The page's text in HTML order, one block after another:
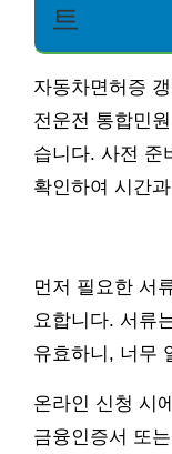
트
자동차면허증
전운전 통합민
습니다. 사전 준
확인하여 시간
먼저 필요한 서
요합니다. 서류
유효하니, 너무
온라인 신청 시
금융인증서 또